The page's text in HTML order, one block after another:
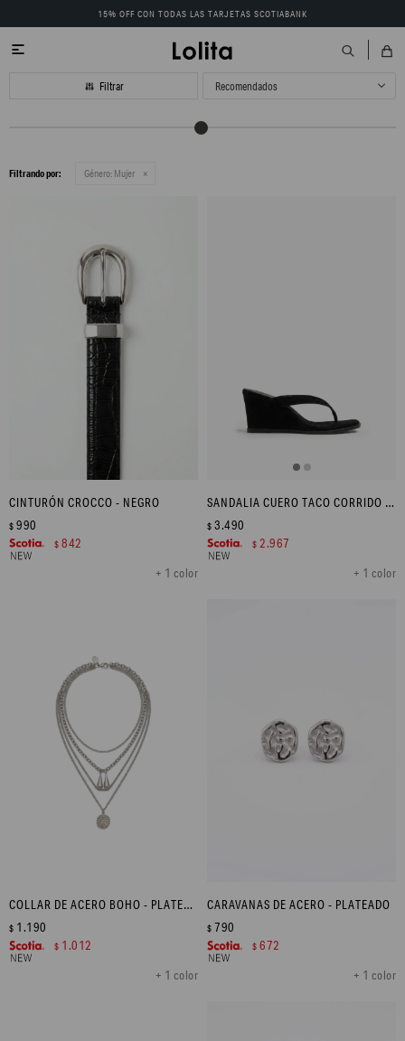
15% OFF CON TODAS LAS TARJETAS SCOTIABANK

Recomendados
Filtrando por: Género: Mujer
CINTURÓN CROCCO - NEGRO
+ 1 color
$ 990
$ 842
SANDALIA CUERO TACO CORRIDO - NEGRO
+ 1 color
$ 3.490
$ 2.967
COLLAR DE ACERO BOHO - PLATEADO
+ 1 color
$ 1.190
$ 1.012
CARAVANAS DE ACERO - PLATEADO
+ 1 color
$ 790
$ 672